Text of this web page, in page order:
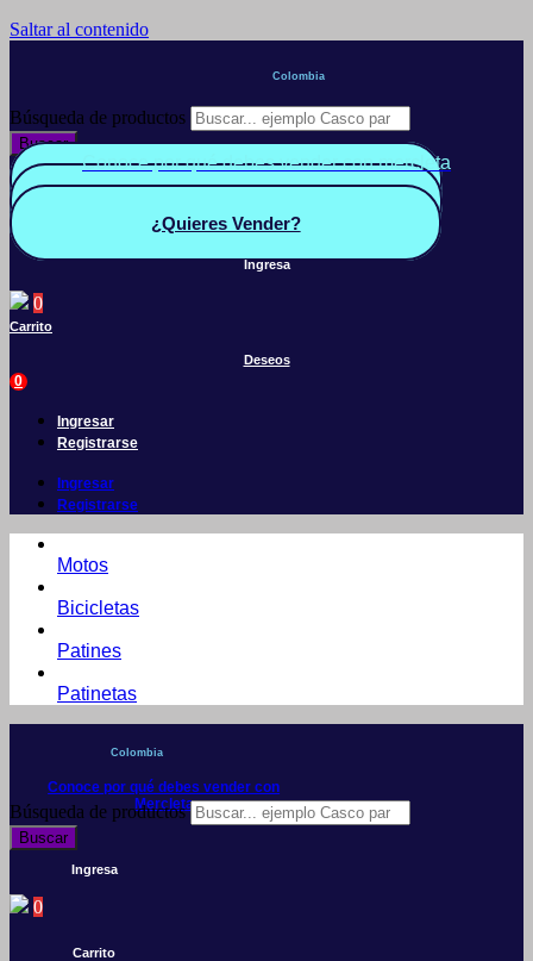
Saltar al contenido
Colombia
Búsqueda de productos
Buscar
Conoce por qué debes vender con mercleta
Quiero Vender
¿Quieres Vender?
Ingresa
0
Carrito
Deseos
0
Ingresar
Registrarse
Ingresar
Registrarse
Motos
Bicicletas
Patines
Patinetas
Colombia
Conoce por qué debes vender con
Mercleta
Búsqueda de productos
Buscar
Ingresa
0
Carrito